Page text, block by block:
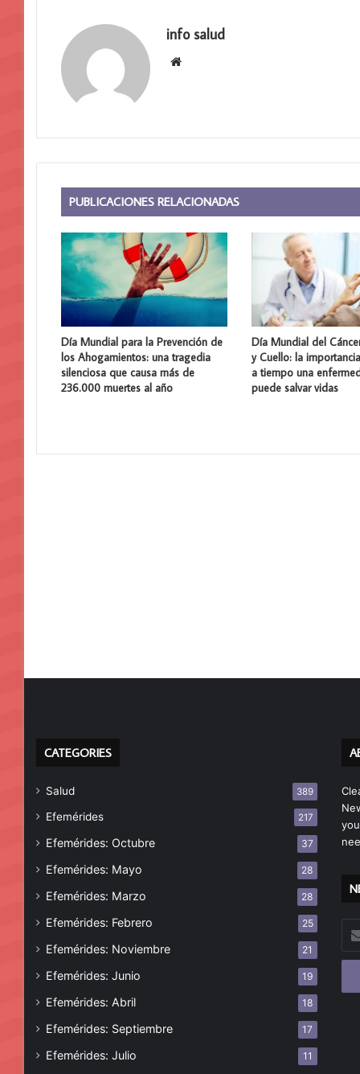
info salud
Sitio
PUBLICACIONES RELACIONADAS
Día Mundial para la Prevención de
los Ahogamientos: una tragedia
silenciosa que causa más de
236.000 muertes al año
Día Mundial del
y Cuello: la
a tiempo una
puede salvar vidas
CATEGORIES
Salud 389
Efemérides 217
Efemérides: Octubre 37
Efemérides: Mayo 28
Efemérides: Marzo 28
Efemérides: Febrero 25
Efemérides: Noviembre 21
Efemérides: Junio 19
Efemérides: Abril 18
Efemérides: Septiembre 17
Efemérides: Julio 11